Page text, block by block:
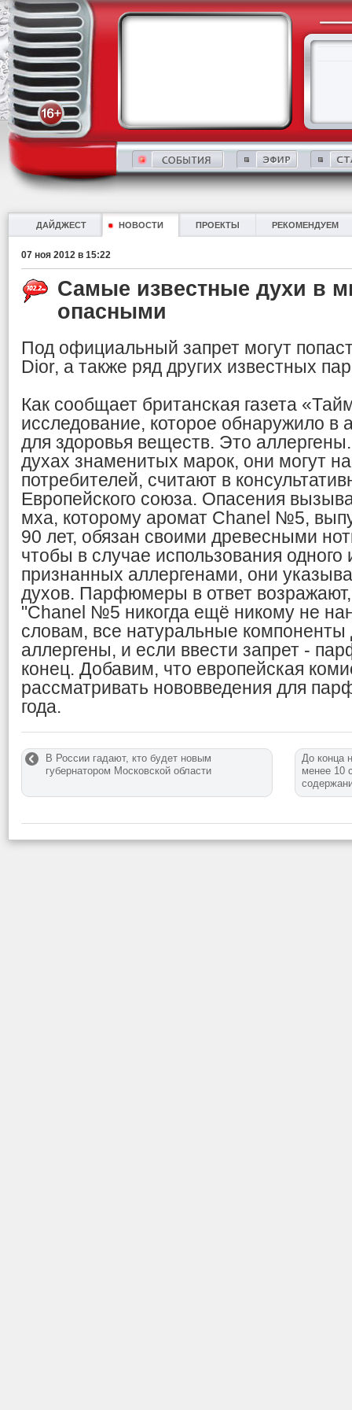
ДАЙДЖЕСТ НОВОСТИ ПРОЕКТЫ РЕКОМЕНДУЕМ
07 ноя 2012 в 15:22
Самые известные духи в
опасными
Под официальный запрет могут
Dior, а также ряд других известных
Как сообщает британская газета
исследование, которое обнаружило в
для здоровья веществ. Это
духах знаменитых марок, они могут
потребителей, считают в
Европейского союза. Опасения
мха, которому аромат Chanel №5,
90 лет, обязан своими древесными
чтобы в случае использования одного
признанных аллергенами, они
духов. Парфюмеры в ответ возражают,
"Chanel №5 никогда ещё никому не
словам, все натуральные компоненты
аллергены, и если ввести запрет -
конец. Добавим, что европейская
рассматривать нововведения для
года.
В России гадают, кто будет новым
губернатором Московской области
До конца
менее 10